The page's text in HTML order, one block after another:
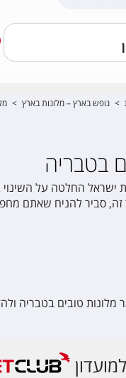
> נופש בארץ – מלונות בארץ >
מדינת ישראל החלטה
סביר להניח שאתם
מלונות טובים בטבריה